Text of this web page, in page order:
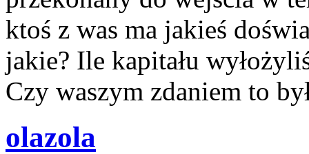
ktoś z was ma jakieś
jakie? Ile kapitału
Czy waszym zdaniem to
olazola